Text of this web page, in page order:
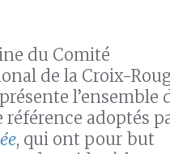
du Comité
de la Croix-
l’ensemble
référence adoptés
, qui ont pour but